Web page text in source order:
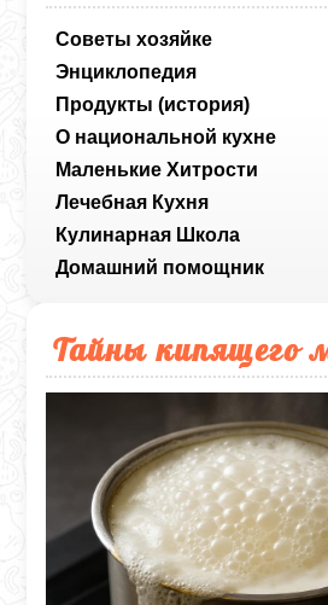
Советы хозяйке
Энциклопедия
Продукты (история)
О национальной кухне
Маленькие Хитрости
Лечебная Кухня
Кулинарная Школа
Домашний помощник
Тайны кипящего